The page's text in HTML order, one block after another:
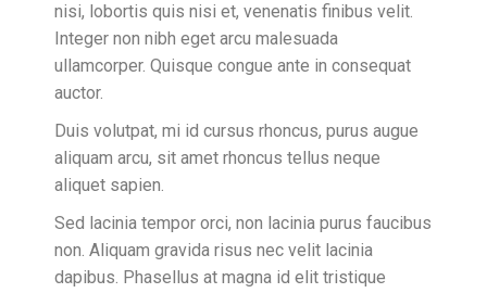
nisi, lobortis quis nisi et, venenatis finibus velit.
Integer non nibh eget arcu malesuada
ullamcorper. Quisque congue ante in consequat
auctor.
Duis volutpat, mi id cursus rhoncus, purus augue
aliquam arcu, sit amet rhoncus tellus neque
aliquet sapien.
Sed lacinia tempor orci, non lacinia purus faucibus
non. Aliquam gravida risus nec velit lacinia
dapibus. Phasellus at magna id elit tristique